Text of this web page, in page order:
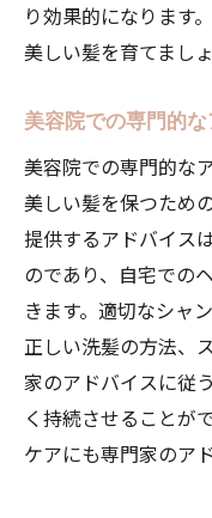
り効果的になります
美しい髪を育てましょ
美容院での専門的
美容院での専門的な
美しい髪を保つため
提供するアドバイス
のであり、自宅での
きます。適切なシャ
正しい洗髪の方法、
家のアドバイスに従
く持続させることが
ケアにも専門家のア